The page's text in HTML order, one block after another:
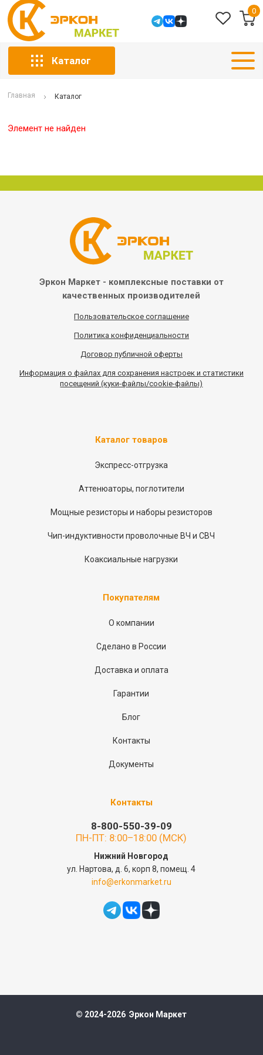
0
Каталог
Главная Каталог
Элемент не найден
Эркон Маркет - комплексные поставки от
качественных производителей
Пользовательское соглашение
Политика конфиденциальности
Договор публичной оферты
Информация о файлах для сохранения настроек и статистики
посещений (куки-файлы/cookie-файлы)
Каталог товаров
Экспресс-отгрузка
Аттенюаторы, поглотители
Мощные резисторы и наборы резисторов
Чип-индуктивности проволочные ВЧ и СВЧ
Коаксиальные нагрузки
Покупателям
О компании
Сделано в России
Доставка и оплата
Гарантии
Блог
Контакты
Документы
Контакты
8-800-550-39-09
ПН-ПТ: 8:00–18:00 (МСК)
Нижний Новгород
ул. Нартова, д. 6, корп 8, помещ. 4
info@erkonmarket.ru
© 2024-2026 Эркон Маркет